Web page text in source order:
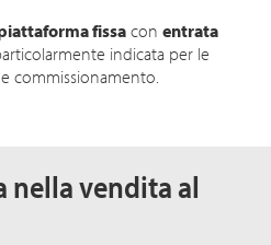
fissa conentrata
indicata per le
commissionamento.
nella vendita al